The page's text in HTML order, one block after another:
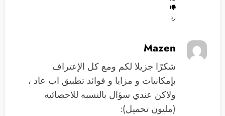
رد
Mazen
شكرًا جزيلا لكم ومع كل الإعتراف
بإمكانيات و مزايا و فوائد تطبيق اب عاد ،
ولاكن عندي سؤال بالنسبه للاحصائيه
(مليون تحميل):